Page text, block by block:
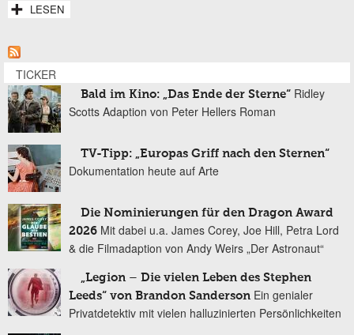
LESEN
TICKER
Bald im Kino: „Das Ende der Sterne“ Ridley
Scotts Adaption von Peter Hellers Roman
TV-Tipp: „Europas Griff nach den Sternen“
Dokumentation heute auf Arte
Die Nominierungen für den Dragon Award
2026 Mit dabei u.a. James Corey, Joe Hill, Petra Lord
& die Filmadaption von Andy Weirs „Der Astronaut“
„Legion – Die vielen Leben des Stephen
Leeds“ von Brandon Sanderson Ein genialer
Privatdetektiv mit vielen halluzinierten Persönlichkeiten